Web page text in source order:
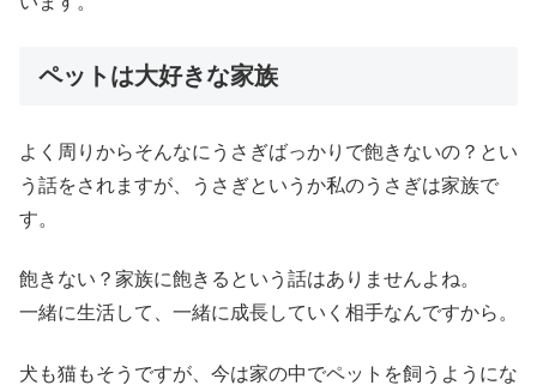
ペットは大好きな家族
よく周りからそんなにうさぎばっかりで飽きないの？とい
う話をされますが、うさぎというか私のうさぎは家族で
す。
飽きない？家族に飽きるという話はありませんよね。
一緒に生活して、一緒に成長していく相手なんですから。
犬も猫もそうですが、今は家の中でペットを飼うようにな